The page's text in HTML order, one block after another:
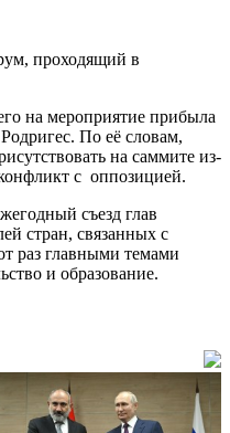
проходящий в
на мероприятие прибыла
По её словам,
на саммите из-
с оппозицией.
съезд глав
стран, связанных с
раз главными темами
и образование.